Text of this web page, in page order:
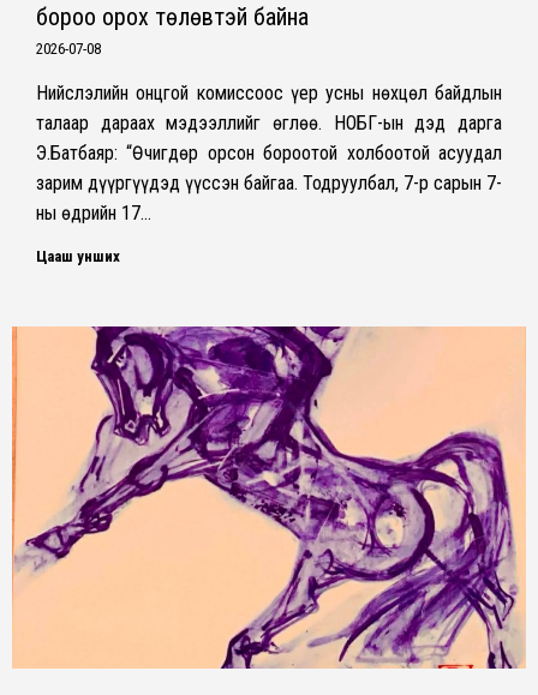
бороо орох төлөвтэй байна
2026-07-08
Нийслэлийн онцгой комиссоос үер усны нөхцөл байдлын
талаар дараах мэдээллийг өглөө. НОБГ-ын дэд дарга
Э.Батбаяр: “Өчигдөр орсон бороотой холбоотой асуудал
зарим дүүргүүдэд үүссэн байгаа. Тодруулбал, 7-р сарын 7-
ны өдрийн 17…
Цааш унших